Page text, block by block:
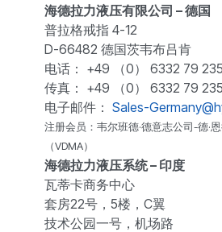
海德拉力液压有限公司 – 德国
普拉格戒指 4-12
D-66482 德国茨韦布吕肯
电话： +49 （0） 6332 79
传真： +49 （0） 6332 79
电子邮件： Sales-
注册会员：韦尔班德·德意志公司-德·
（VDMA）
海德拉力液压系统 – 印度
瓦蒂卡商务中心
套房22号，5楼，C翼
技术公园一号，机场路